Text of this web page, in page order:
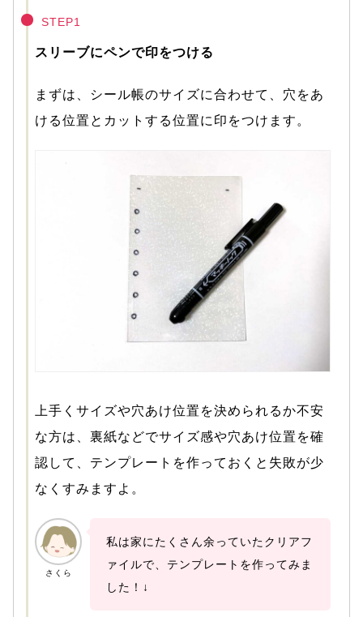
STEP1
スリーブにペンで印をつける
まずは、シール帳のサイズに合わせて、穴をあ
ける位置とカットする位置に印をつけます。
上手くサイズや穴あけ位置を決められるか不安
な方は、裏紙などでサイズ感や穴あけ位置を確
認して、テンプレートを作っておくと失敗が少
なくすみますよ。
さくら
私は家にたくさん余っていたクリアフ
ァイルで、テンプレートを作ってみま
した！↓